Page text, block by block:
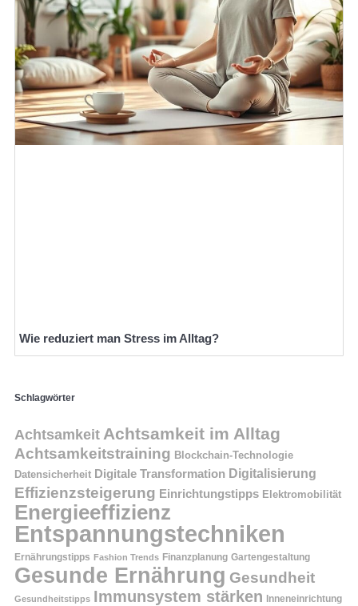
Wie reduziert man Stress im Alltag?
Schlagwörter
Achtsamkeit Achtsamkeit im Alltag
Achtsamkeitstraining Blockchain-Technologie
Datensicherheit Digitale Transformation Digitalisierung
Effizienzsteigerung Einrichtungstipps Elektromobilität
Energieeffizienz
Entspannungstechniken
Ernährungstipps Fashion Trends Finanzplanung Gartengestaltung
Gesunde Ernährung Gesundheit
Gesundheitstipps Immunsystem stärken Inneneinrichtung